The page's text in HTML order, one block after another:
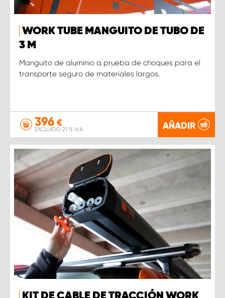
WORK TUBE MANGUITO DE TUBO DE
3 M
Manguito de aluminio a prueba de choques para el
transporte seguro de materiales largos.
396 €
EXCLUIDO 21 % IVA AÑADIR